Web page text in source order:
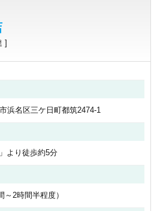
]
浜名区三ケ日町都筑2474-1
より徒歩約5分
2時間半程度）